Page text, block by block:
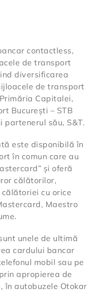
contactless,
de transport
diversificarea
de transport
Capitalei,
București – STB
partenerul său, S&T.
este disponibilă în
în comun care au
și oferă
călătorilor,
cu orice
Maestro
unele de ultimă
cardului bancar
mobil sau pe
apropierea de
în autobuzele Otokar